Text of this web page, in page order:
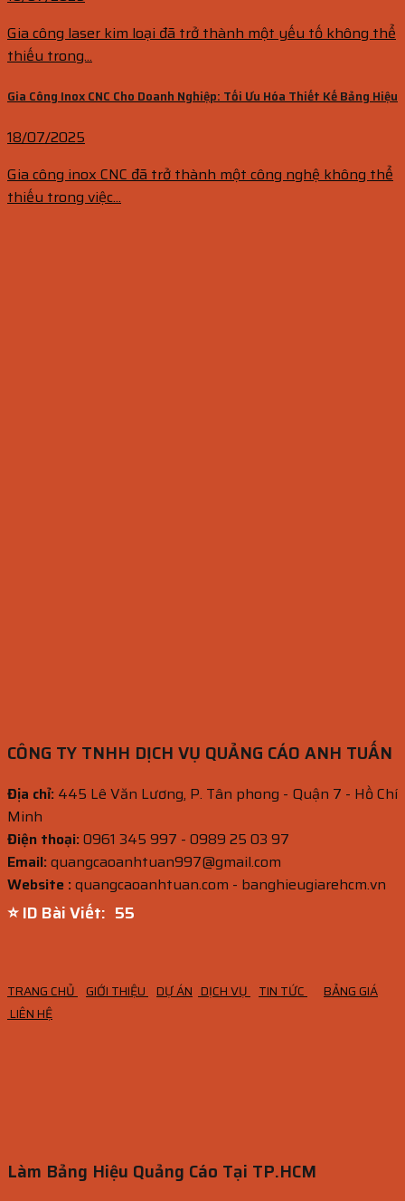
Gia công laser kim loại đã trở thành một yếu tố không thể
thiếu trong...
Gia Công Inox CNC Cho Doanh Nghiệp: Tối Ưu Hóa Thiết Kế Bảng Hiệu
18/07/2025
Gia công inox CNC đã trở thành một công nghệ không thể
thiếu trong việc...
CÔNG TY TNHH DỊCH VỤ QUẢNG CÁO ANH TUẤN
Địa chỉ: 445 Lê Văn Lương, P. Tân phong - Quận 7 - Hồ Chí
Minh
Điện thoại:0961 345 997 - 0989 25 03 97
Email:quangcaoanhtuan997@gmail.com
Website :quangcaoanhtuan.com - banghieugiarehcm.vn
⭐ ID Bài Viết: 54
TRANG CHỦ GIỚI THIỆU DỰ ÁN DỊCH VỤ TIN TỨC
BẢNG GIÁ
LIÊN HỆ
Làm Bảng Hiệu Quảng Cáo Tại TP.HCM